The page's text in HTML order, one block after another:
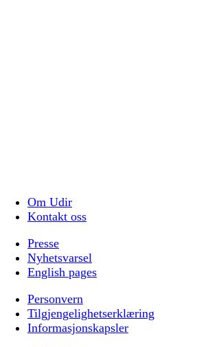
Om Udir
Kontakt oss
Presse
Nyhetsvarsel
English pages
Personvern
Tilgjengelighetserklæring
Informasjonskapsler